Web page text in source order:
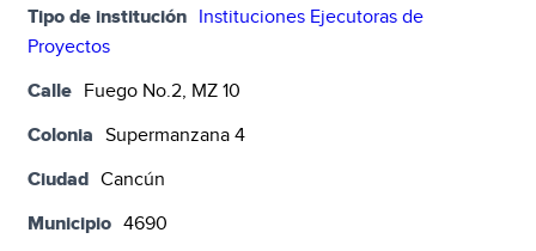
Tipo de institución Instituciones Ejecutoras de
Proyectos
Calle Fuego No.2, MZ 10
Colonia Supermanzana 4
Ciudad Cancún
Municipio 4690